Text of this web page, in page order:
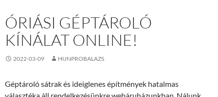
ÓRIÁSI GÉPTÁROLÓ
KÍNÁLAT ONLINE!
2022-03-09 HUNPROBALAZS
Géptároló sátrak és ideiglenes építmények hatalmas